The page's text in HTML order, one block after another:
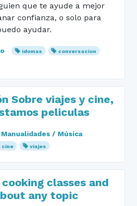
que te ayude a mejor
confianza, o solo para
ayudar.
idomas
conversacion
Sobre viajes y cine,
peliculas
/ Música
cine viajes
classes and
any topic